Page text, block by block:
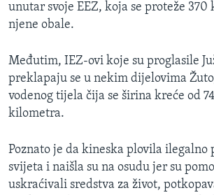
unutar svoje EEZ, koja se proteže
njene obale.
Međutim, IEZ-ovi koje su proglasile
preklapaju se u nekim dijelovima
vodenog tijela čija se širina kreće od
kilometra.
Poznato je da kineska plovila ilegalno
svijeta i naišla su na osudu jer su
uskraćivali sredstva za život,